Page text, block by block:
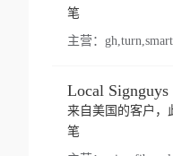
笔
主营：
Local Signguys
来自美国的客户，
笔